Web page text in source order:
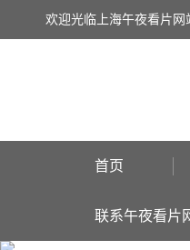
欢迎光临上海午夜看片
首页
联系午夜看片